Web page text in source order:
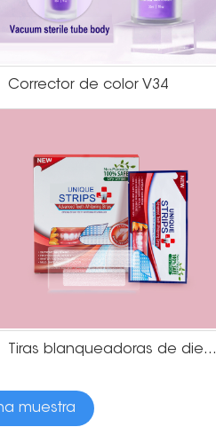
Corrector de color V34
Tiras blanqueadoras de dientes de menta sin peróxido
muestra